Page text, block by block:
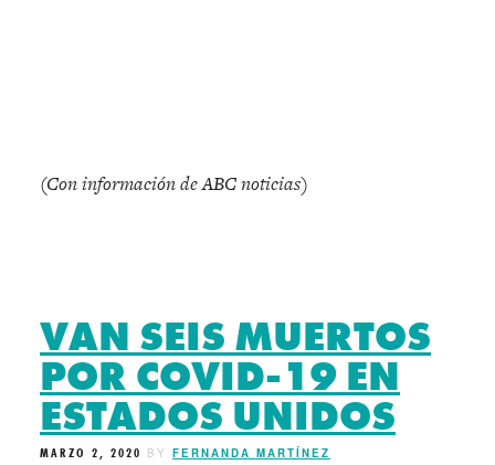
(Con información de ABC noticias)
VAN SEIS MUERTOS
POR COVID-19 EN
ESTADOS UNIDOS
MARZO 2, 2020 BY FERNANDA MARTÍNEZ